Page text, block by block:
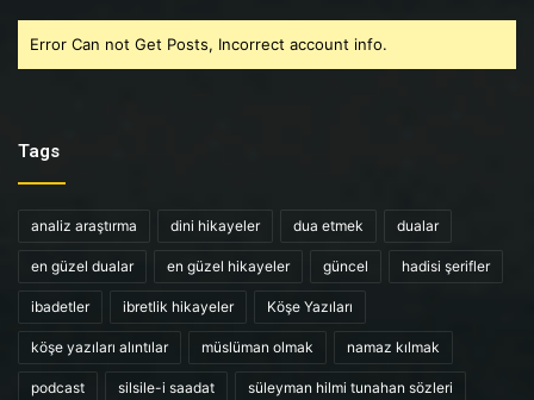
Error Can not Get Posts, Incorrect account info.
Tags
analiz araştırma dini hikayeler dua etmek dualar
en güzel dualar en güzel hikayeler güncel hadisi şerifler
ibadetler ibretlik hikayeler Köşe Yazıları
köşe yazıları alıntılar müslüman olmak namaz kılmak
podcast silsile-i saadat süleyman hilmi tunahan sözleri